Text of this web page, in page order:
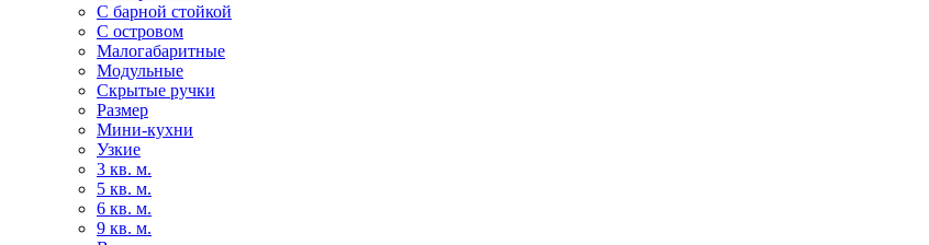
С барной стойкой
С островом
Малогабаритные
Модульные
Скрытые ручки
Размер
Мини-кухни
Узкие
3 кв. м.
5 кв. м.
6 кв. м.
9 кв. м.